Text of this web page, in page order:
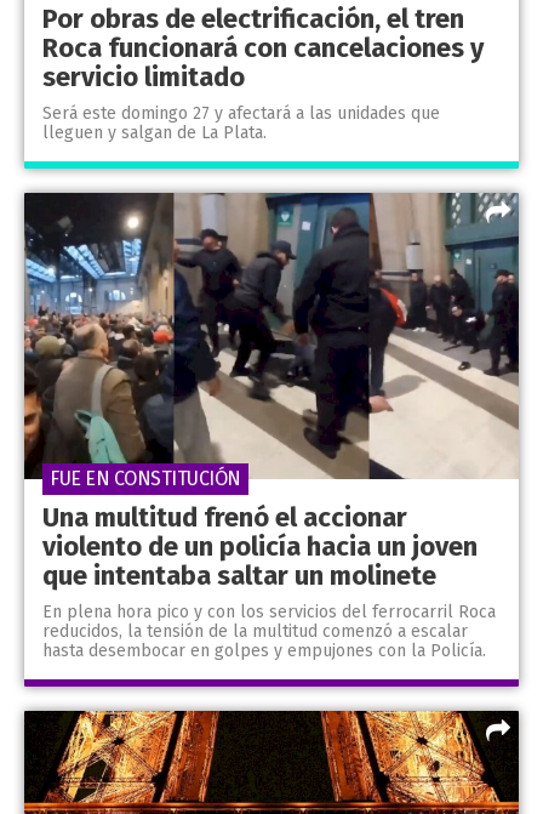
Por obras de electrificación, el tren
Roca funcionará con cancelaciones y
servicio limitado
Será este domingo 27 y afectará a las unidades que
lleguen y salgan de La Plata.
Una multitud frenó el accionar
violento de un policía hacia un joven
que intentaba saltar un molinete
En plena hora pico y con los servicios del ferrocarril Roca
reducidos, la tensión de la multitud comenzó a escalar
hasta desembocar en golpes y empujones con la Policía.
FUE EN CONSTITUCIÓN